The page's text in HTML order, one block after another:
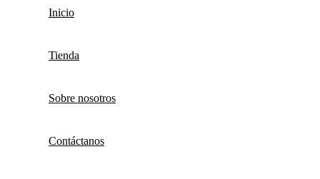
Inicio
Tienda
Sobre nosotros
Contáctanos